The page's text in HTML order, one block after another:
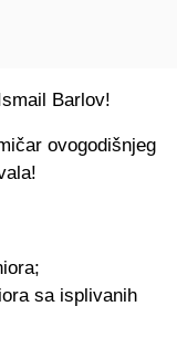
Barlov!
ovogodišnjeg
sa isplivanih